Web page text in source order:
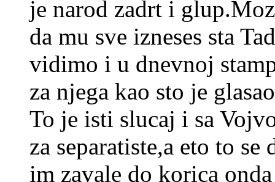
je narod zadrt i
da mu sve izneses sta
vidimo i u dnevnoj
za njega kao sto je
To je isti slucaj i sa
za separatiste,a eto to
im zavale do korica